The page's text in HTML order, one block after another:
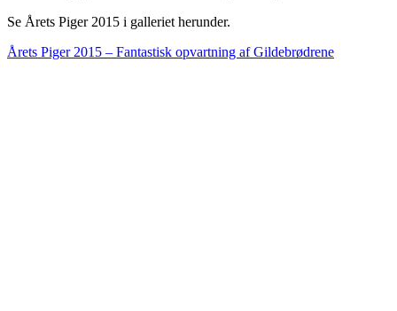
Se Årets Piger 2015 i galleriet herunder.
Årets Piger 2015 – Fantastisk opvartning af Gildebrødrene